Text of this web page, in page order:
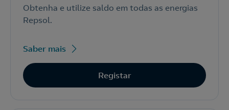
Obtenha e utilize saldo em todas as energias
Repsol.
Saber mais
Registar